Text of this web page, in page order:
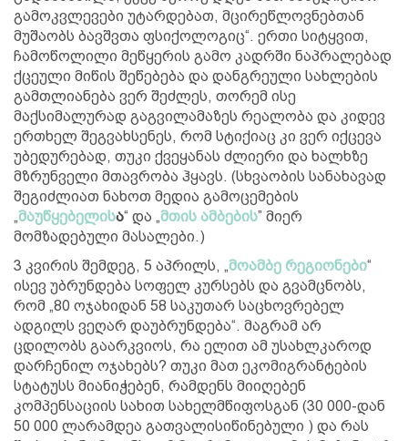
გამოკვლევები უტარდებათ, მცირეწლოვნებთან
მუშაობს ბავშვთა ფსიქოლოგიც“. ერთი სიტყვით,
ჩამოწოლილი მეწყერის გამო კადრში ნაპრალებად
ქცეული მიწის შეწებება და დანგრეული სახლების
გამთლიანება ვერ შეძლეს, თორემ ისე
მაქსიმალურად გაგვილამაზეს რეალობა და კიდევ
ერთხელ შეგვახსენეს, რომ სტიქიაც კი ვერ იქცევა
უბედურებად, თუკი ქვეყანას ძლიერი და ხალხზე
მზრუნველი მთავრობა ჰყავს. (სხვაობის სანახავად
შეგიძლიათ ნახოთ მედია გამოცემების
„მაუწყებელისა“ და „მთის ამბების” მიერ
მომზადებული მასალები.)
3 კვირის შემდეგ, 5 აპრილს, „მოამბე რეგიონები“
ისევ უბრუნდება სოფელ კურსებს და გვამცნობს,
რომ „80 ოჯახიდან 58 საკუთარ საცხოვრებელ
ადგილს ვეღარ დაუბრუნდება“. მაგრამ არ
ცდილობს გაარკვიოს, რა ელით ამ უსახლკაროდ
დარჩენილ ოჯახებს? თუკი მათ ეკომიგრანტების
სტატუსს მიანიჭებენ, რამდენს მიიღებენ
კომპენსაციის სახით სახელმწიფოსგან (30 000-დან
50 000 ლარამდეა გათვალისიწინებული ) და რას